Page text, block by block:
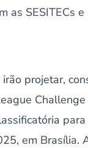
as SESITECs
projetar,
em Brasília.